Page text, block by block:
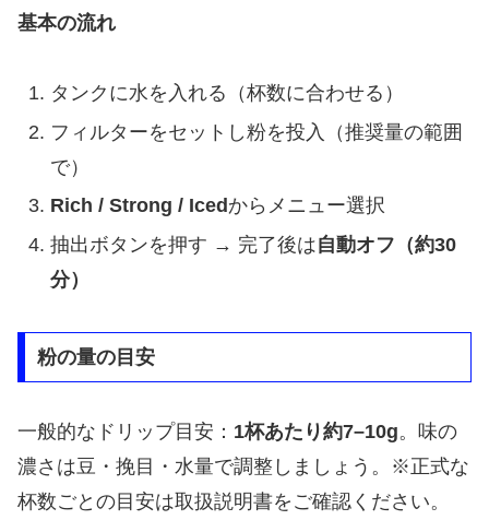
基本の流れ
タンクに水を入れる（杯数に合わせる）
フィルターをセットし粉を投入（推奨量の範囲
で）
Rich / Strong / Iced からメニュー選択
抽出ボタンを押す → 完了後は自動オフ（約30
分）
粉の量の目安
一般的なドリップ目安： 1杯あたり約7–10g。味の
濃さは豆・挽目・水量で調整しましょう。 ※正式な
杯数ごとの目安は取扱説明書をご確認ください。